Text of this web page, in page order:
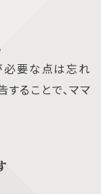
必要な点は忘れ
ることで、ママ